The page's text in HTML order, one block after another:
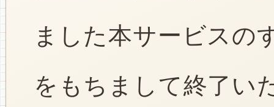
ました本サービスの
をもちまして終了い